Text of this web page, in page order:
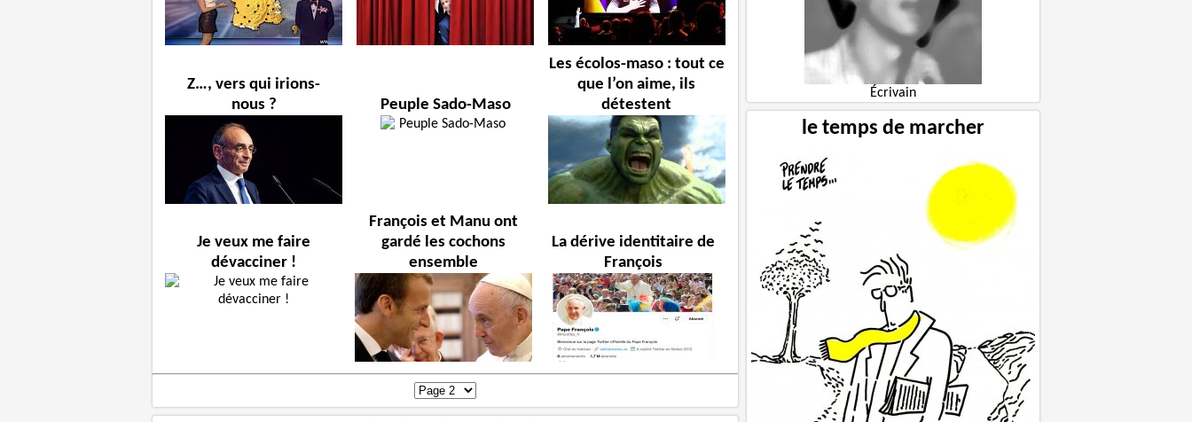
Z…, vers qui irions-
nous ?
Peuple Sado-Maso
Les écolos-maso : tout ce
que l’on aime, ils
détestent
Je veux me faire
dévacciner !
François et Manu ont
gardé les cochons
ensemble
La dérive identitaire de
François
Écrivain
le temps de marcher